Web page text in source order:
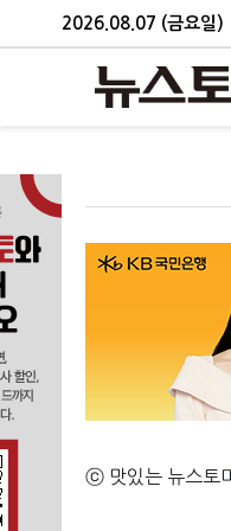
2026.08.07 (금요일)
ⓒ 맛있는 뉴스토